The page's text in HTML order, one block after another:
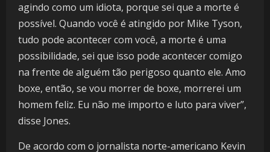
agindo como um idiota, porque sei que a morte é
possível. Quando você é atingido por Mike Tyson,
tudo pode acontecer com você, a morte é uma
possibilidade, sei que isso pode acontecer comigo
na frente de alguém tão perigoso quanto ele. Amo
boxe, então, se vou morrer de boxe, morrerei um
homem feliz. Eu não me importo e luto para viver”,
disse Jones.
De acordo com o jornalista norte-americano Kevin